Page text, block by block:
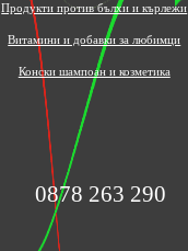
Продукти против бълхи и кърлежи
Витамини и добавки за любимци
Конски шампоан и козметика
0878 263 290